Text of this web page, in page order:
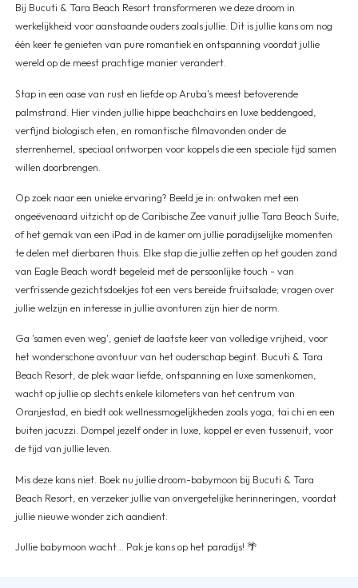
Bij Bucuti & Tara Beach Resort transformeren we deze droom in
werkelijkheid voor aanstaande ouders zoals jullie. Dit is jullie kans om nog
één keer te genieten van pure romantiek en ontspanning voordat jullie
wereld op de meest prachtige manier verandert.
Stap in een oase van rust en liefde op Aruba's meest betoverende
palmstrand. Hier vinden jullie hippe beachchairs en luxe beddengoed,
verfijnd biologisch eten, en romantische filmavonden onder de
sterrenhemel, speciaal ontworpen voor koppels die een speciale tijd samen
willen doorbrengen.
Op zoek naar een unieke ervaring? Beeld je in: ontwaken met een
ongeëvenaard uitzicht op de Caribische Zee vanuit jullie Tara Beach Suite,
of het gemak van een iPad in de kamer om jullie paradijselijke momenten
te delen met dierbaren thuis. Elke stap die jullie zetten op het gouden zand
van Eagle Beach wordt begeleid met de persoonlijke touch - van
verfrissende gezichtsdoekjes tot een vers bereide fruitsalade; vragen over
jullie welzijn en interesse in jullie avonturen zijn hier de norm.
Ga 'samen even weg', geniet de laatste keer van volledige vrijheid, voor
het wonderschone avontuur van het ouderschap begint. Bucuti & Tara
Beach Resort, de plek waar liefde, ontspanning en luxe samenkomen,
wacht op jullie op slechts enkele kilometers van het centrum van
Oranjestad, en biedt ook wellnessmogelijkheden zoals yoga, tai chi en een
buiten jacuzzi. Dompel jezelf onder in luxe, koppel er even tussenuit, voor
de tijd van jullie leven.
Mis deze kans niet. Boek nu jullie droom-babymoon bij Bucuti & Tara
Beach Resort, en verzeker jullie van onvergetelijke herinneringen, voordat
jullie nieuwe wonder zich aandient.
Jullie babymoon wacht... Pak je kans op het paradijs! 🌴